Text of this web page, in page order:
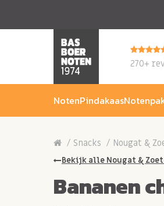
270+
NotenPindakaas
Snacks Nougat &
Bekijk alle Nougat &
Bananen